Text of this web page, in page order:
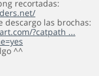
recortadas:
descargo las brochas:
?catpath ...
^^